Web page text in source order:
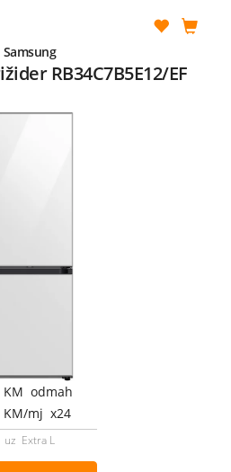
Samsung
RB34C7B5E12/EF
KM odmah
KM/mj x24
uz Extra L